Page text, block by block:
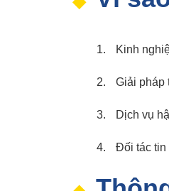
Kinh
Giải pháp
Dịch vụ
Đối tác tin